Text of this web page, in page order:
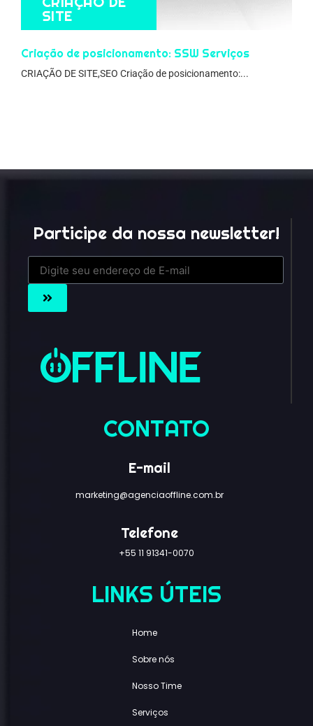
SITE
Criação de posicionamento: SSW Serviços
CRIAÇÃO DE SITE,SEO Criação de posicionamento:...
Participe da nossa newsletter!
CONTATO
E-mail
marketing@agenciaoffline.com.br
Telefone
+55 11 91341-0070
LINKS ÚTEIS
Home
Sobre nós
Nosso Time
Serviços